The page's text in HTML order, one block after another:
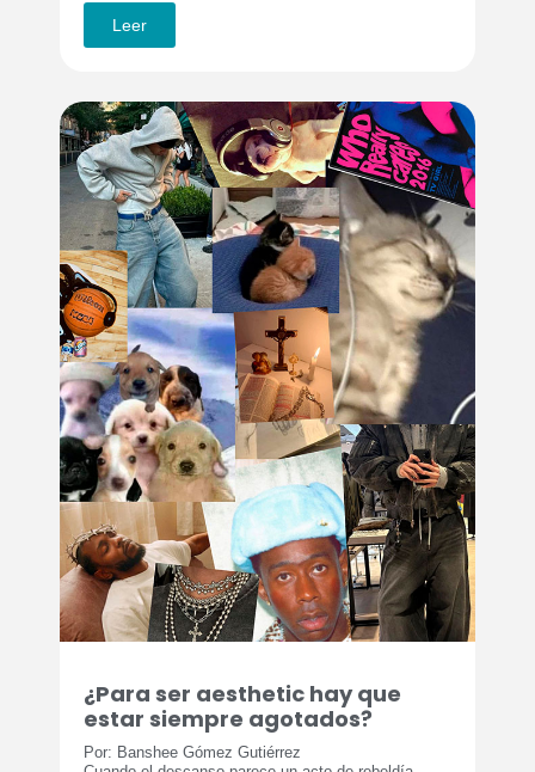
Leer
¿Para ser aesthetic hay que
estar siempre agotados?
Por: Banshee Gómez Gutiérrez